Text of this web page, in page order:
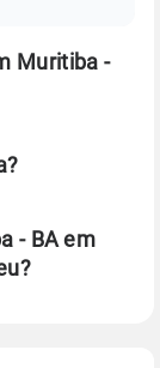
Muritiba -
- BA em